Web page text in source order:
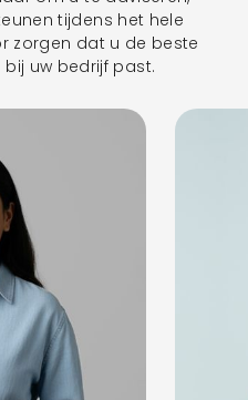
tijdens het hele
zorgen dat u de beste
uw bedrijf past.